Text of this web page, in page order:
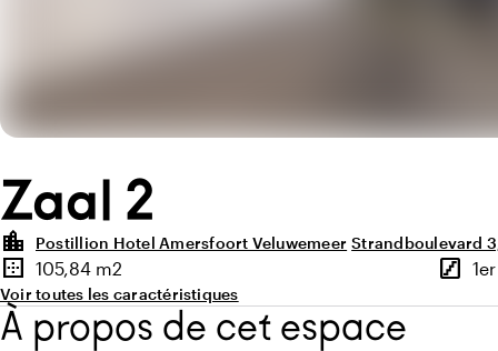
Zaal 2
location_city
Postillion Hotel Amersfoort Veluwemeer Strandboulevard
Points forts
border_outer
Superficie
105,84 m2 stairs
Étage
Voir toutes les caractéristiques
À propos de cet espace